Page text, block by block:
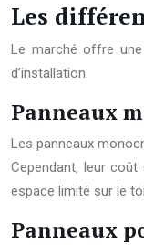
Les
Le marché offre
d’installation.
Panneaux
Les panneaux
Cependant, leur
espace limité sur le
Panneaux